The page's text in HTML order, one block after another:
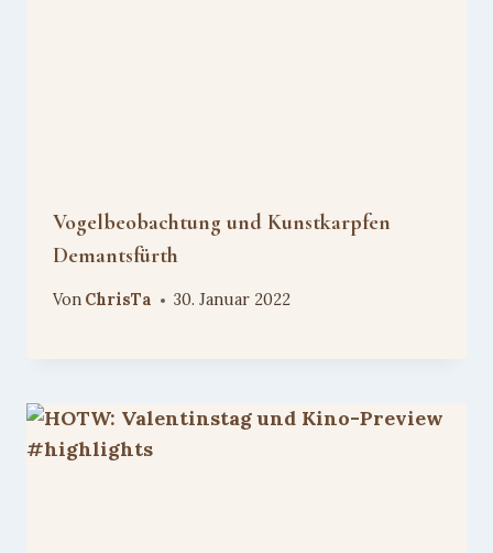
Vogelbeobachtung und Kunstkarpfen
Demantsfürth
Von ChrisTa 30. Januar 2022